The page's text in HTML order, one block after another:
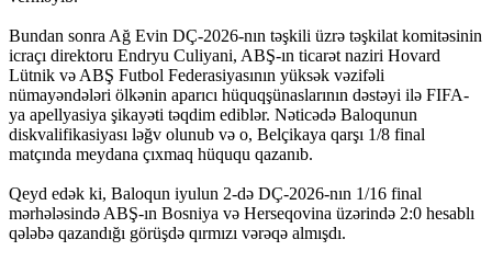
Bundan sonra Ağ Evin DÇ-2026-nın təşkili üzrə təşkilat komitəsinin
icraçı direktoru Endryu Culiyani, ABŞ-ın ticarət naziri Hovard
Lütnik və ABŞ Futbol Federasiyasının yüksək vəzifəli
nümayəndələri ölkənin aparıcı hüquqşünaslarının dəstəyi ilə FIFA-
ya apellyasiya şikayəti təqdim ediblər. Nəticədə Baloqunun
diskvalifikasiyası ləğv olunub və o, Belçikaya qarşı 1/8 final
matçında meydana çıxmaq hüququ qazanıb.
Qeyd edək ki, Baloqun iyulun 2-də DÇ-2026-nın 1/16 final
mərhələsində ABŞ-ın Bosniya və Herseqovina üzərində 2:0 hesablı
qələbə qazandığı görüşdə qırmızı vərəqə almışdı.